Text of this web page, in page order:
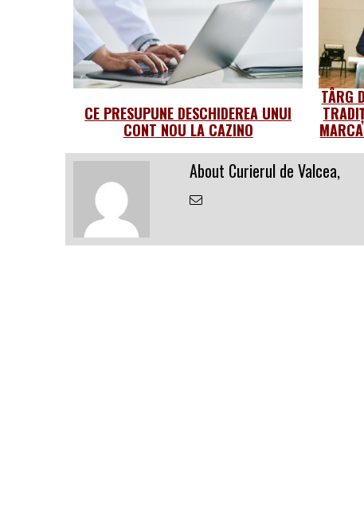
CE PRESUPUNE DESCHIDEREA UNUI
CONT NOU LA CAZINO
TÂRG
About Curierul de Valcea,
Email